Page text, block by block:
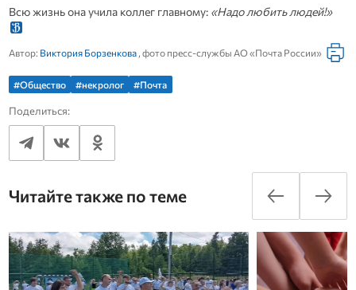
Всю жизнь она учила коллег главному: «Надо любить людей!»
Автор: Виктория Борзенкова, фото пресс-службы АО «Почта России»
#Общество #некролог #Почта
Поделиться:
Читайте также по теме